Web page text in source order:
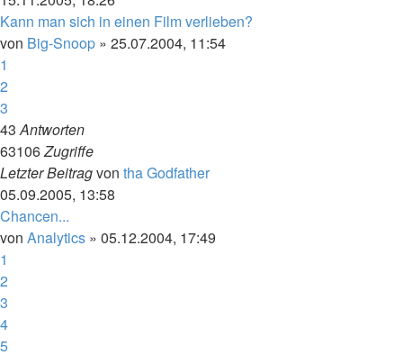
Kann man sich in einen Film verlieben?
von Big-Snoop » 25.07.2004, 11:54
1
2
3
43Antworten
63106Zugriffe
Letzter Beitragvon tha Godfather
05.09.2005, 13:58
Chancen...
von Analytics » 05.12.2004, 17:49
1
2
3
4
5